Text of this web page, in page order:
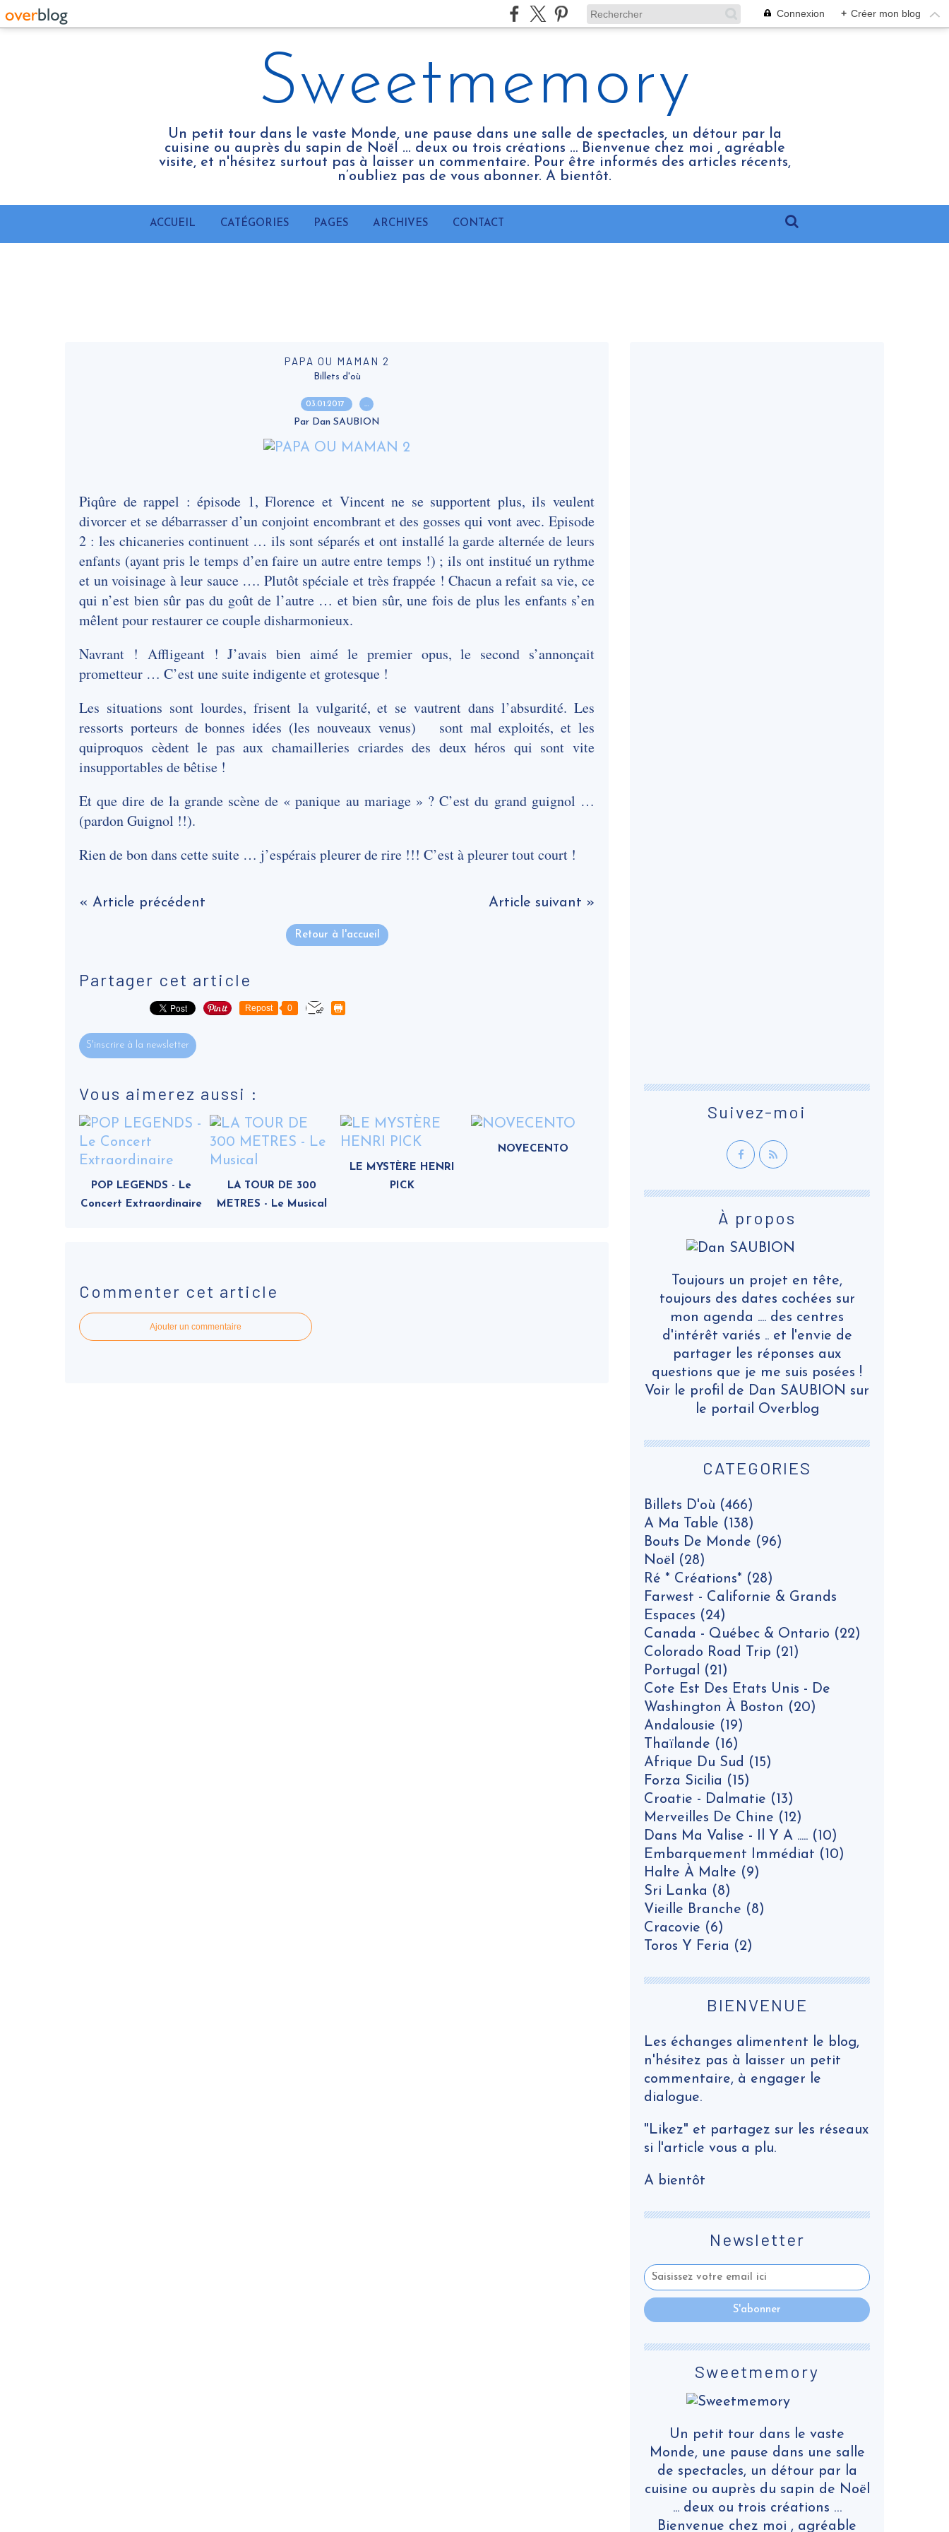
Connexion + Créer mon blog
Sweetmemory
Un petit tour dans le vaste Monde, une pause dans une salle de spectacles, un détour par la
cuisine ou auprès du sapin de Noël ... deux ou trois créations … Bienvenue chez moi , agréable
visite, et n'hésitez surtout pas à laisser un commentaire. Pour être informés des articles récents,
n’oubliez pas de vous abonner. A bientôt.
ACCUEIL CATÉGORIES PAGES ARCHIVES CONTACT
PAPA OU MAMAN 2
Billets d'où
03.01.2017 …
Par Dan SAUBION
Piqûre de rappel : épisode 1, Florence et Vincent ne se supportent plus, ils veulent
divorcer et se débarrasser d’un conjoint encombrant et des gosses qui vont avec. Episode
2 : les chicaneries continuent … ils sont séparés et ont installé la garde alternée de leurs
enfants (ayant pris le temps d’en faire un autre entre temps !) ; ils ont institué un rythme
et un voisinage à leur sauce …. Plutôt spéciale et très frappée ! Chacun a refait sa vie, ce
qui n’est bien sûr pas du goût de l’autre … et bien sûr, une fois de plus les enfants s’en
mêlent pour restaurer ce couple disharmonieux.
Navrant ! Affligeant ! J’avais bien aimé le premier opus, le second s’annonçait
prometteur … C’est une suite indigente et grotesque !
Les situations sont lourdes, frisent la vulgarité, et se vautrent dans l’absurdité. Les
ressorts porteurs de bonnes idées (les nouveaux venus) sont mal exploités, et les
quiproquos cèdent le pas aux chamailleries criardes des deux héros qui sont vite
insupportables de bêtise !
Et que dire de la grande scène de « panique au mariage » ? C’est du grand guignol …
(pardon Guignol !!).
Rien de bon dans cette suite … j’espérais pleurer de rire !!! C’est à pleurer tout court !
« Article précédent Article suivant »
Retour à l'accueil
Partager cet article
Repost 0
S'inscrire à la newsletter
Vous aimerez aussi :
POP LEGENDS - Le
Concert Extraordinaire
LA TOUR DE 300
METRES - Le Musical
LE MYSTÈRE HENRI
PICK
NOVECENTO
Commenter cet article
Ajouter un commentaire
Newsletter
CATEGORIES
Billets D'où (466)
A Ma Table (138)
Bouts De Monde (96)
Noël (28)
Ré * Créations* (28)
Farwest - Californie & Grands
Espaces (24)
Canada - Québec & Ontario (22)
Colorado Road Trip (21)
Portugal (21)
Cote Est Des Etats Unis - De
Washington À Boston (20)
Andalousie (19)
Thaïlande (16)
Afrique Du Sud (15)
Forza Sicilia (15)
Croatie - Dalmatie (13)
Merveilles De Chine (12)
Dans Ma Valise - Il Y A ..... (10)
Embarquement Immédiat (10)
Halte À Malte (9)
Sri Lanka (8)
Vieille Branche (8)
Cracovie (6)
Toros Y Feria (2)
Sweetmemory
Un petit tour dans le vaste
Monde, une pause dans une salle
de spectacles, un détour par la
cuisine ou auprès du sapin de Noël
... deux ou trois créations …
Bienvenue chez moi , agréable
Suivez-moi
À propos
Toujours un projet en tête,
toujours des dates cochées sur
mon agenda .... des centres
d'intérêt variés .. et l'envie de
partager les réponses aux
questions que je me suis posées !
Voir le profil de Dan SAUBION sur
le portail Overblog
BIENVENUE
Les échanges alimentent le blog,
n'hésitez pas à laisser un petit
commentaire, à engager le
dialogue.
"Likez" et partagez sur les réseaux
si l'article vous a plu.
A bientôt